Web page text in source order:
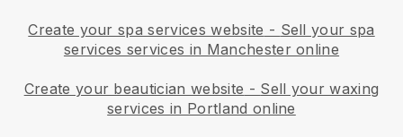
Create your spa services website - Sell your spa
services services in Manchester online
Create your beautician website - Sell your waxing
services in Portland online